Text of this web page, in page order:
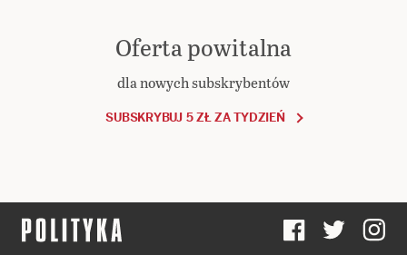
Oferta powitalna
dla nowych subskrybentów
SUBSKRYBUJ 5 ZŁ ZA TYDZIEŃ